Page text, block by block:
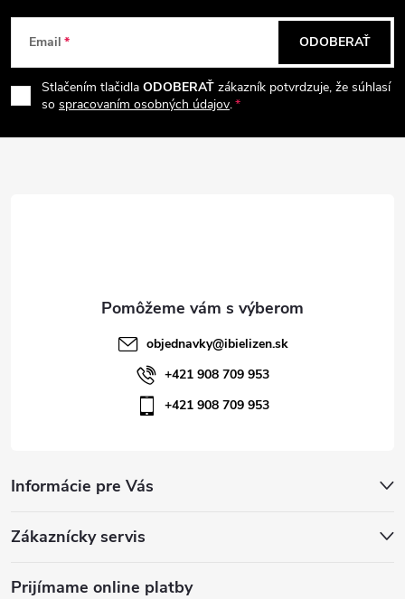
e
p
r
v
a
i
e
Z
á
p
Email
Stlačením tlačidla ODOBERAŤ zákazník potvrdzuje, že súhlasí
so spracovaním osobných údajov.
ODOBERAŤ
Informácie pre Vás
Zákaznícky servis
Prijímame online platby
objednavky@ibielizen.sk
+421 908 709 953
+421 908 709 953